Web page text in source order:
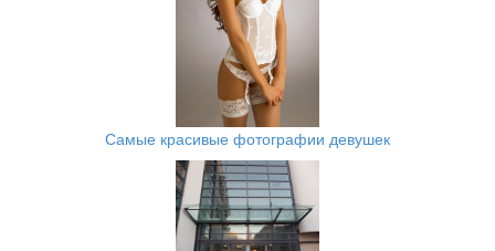
Самые красивые фотографии девушек